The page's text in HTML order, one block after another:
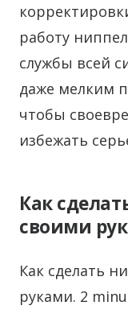
работу
службы всей
даже мелким
чтобы
избежать
Как
своими
Как сделать
руками. 2